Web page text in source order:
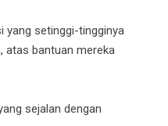
yang setinggi-tingginya
atas bantuan mereka
sejalan dengan